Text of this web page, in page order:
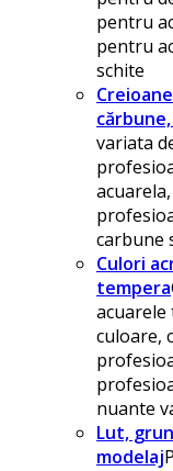
pentru
pentru
schite
variata
carbune
Culori
tempera
acuarele
culoare,
nuante
Lut,
modelaj